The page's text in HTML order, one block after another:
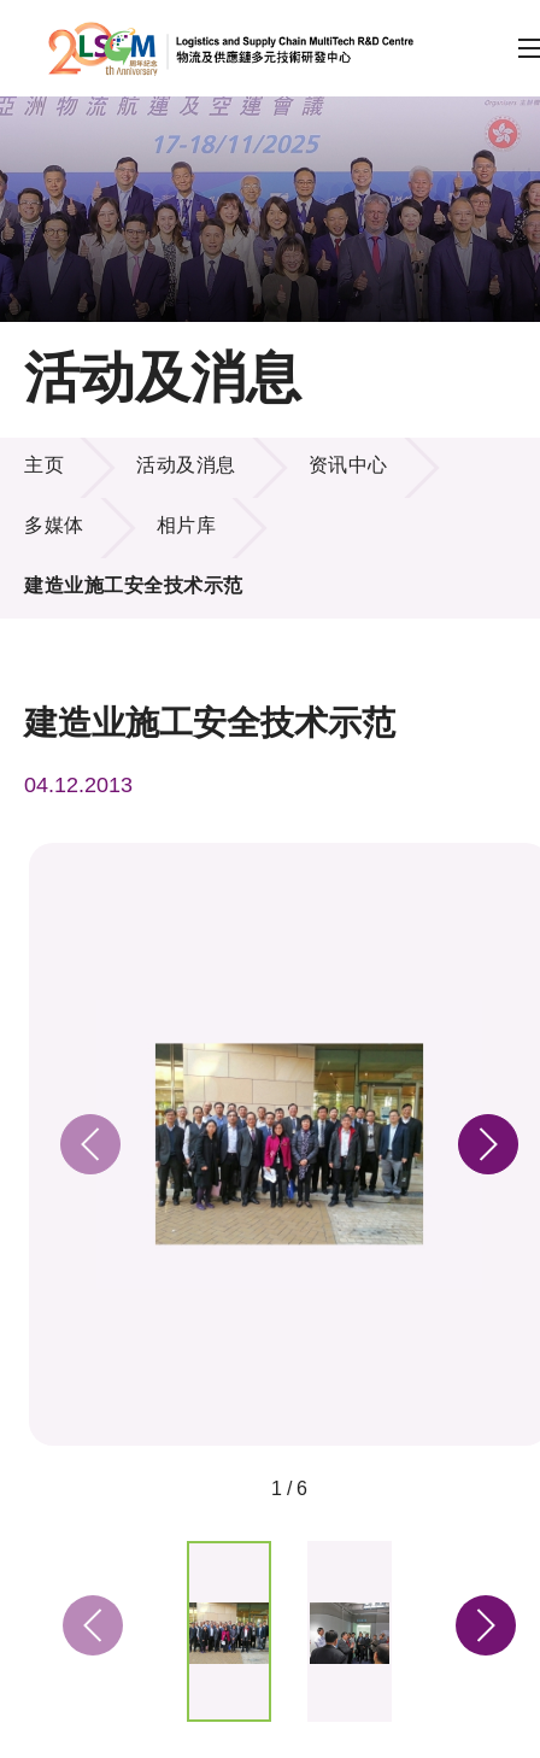
跳到内容（按回车键）
会员登录
A A EN 繁 简
主页
关于LSCM
技术商品化
项目及资助计划
活动及消息
活动及消息
主页 活动及消息 资讯中心
多媒体 相片库
建造业施工安全技术示范
建造业施工安全技术示范
04.12.2013
1 / 6